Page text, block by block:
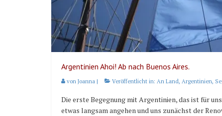
Argentinien Ahoi! Ab nach Buenos Aires.
von Joanna | Veröffentlicht in: An Land, Argentinien,
Die erste Begegnung mit Argentinien, das ist für
etwas langsam angehen und uns zunächst der